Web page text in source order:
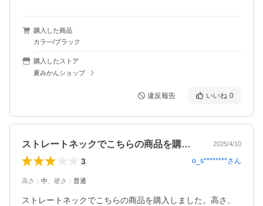
購入した商品
カラ―/ブラック
購入したストア
夏みかんショップ
違反報告 いいね 0
ストレートネックでこちらの商品を購入し… 2025/4/10
3 o_s********さん
高さ ： 中 硬さ ： 普通
ストレートネックでこちらの商品を購入しました。高さ、